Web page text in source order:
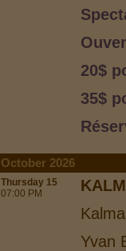
20$
35$
October 2026
Thursday 15
07:00 PM
Yvan